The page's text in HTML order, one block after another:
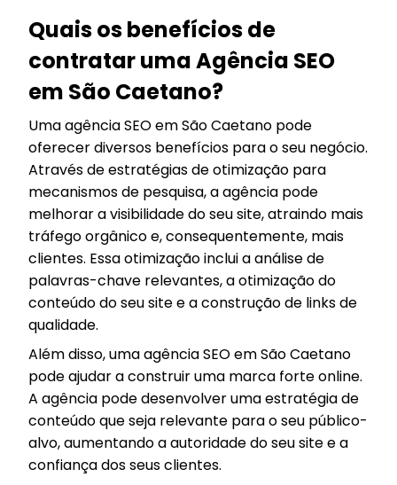
Quais os benefícios de
contratar uma Agência SEO
em São Caetano?
Uma agência SEO em São Caetano pode
oferecer diversos benefícios para o seu negócio.
Através de estratégias de otimização para
mecanismos de pesquisa, a agência pode
melhorar a visibilidade do seu site, atraindo mais
tráfego orgânico e, consequentemente, mais
clientes. Essa otimização inclui a análise de
palavras-chave relevantes, a otimização do
conteúdo do seu site e a construção de links de
qualidade.
Além disso, uma agência SEO em São Caetano
pode ajudar a construir uma marca forte online.
A agência pode desenvolver uma estratégia de
conteúdo que seja relevante para o seu público-
alvo, aumentando a autoridade do seu site e a
confiança dos seus clientes.